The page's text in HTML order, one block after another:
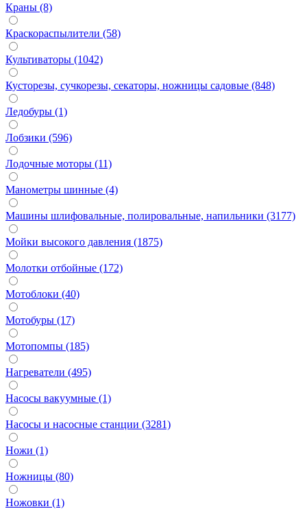
Краны (8)
Краскораспылители (58)
Культиваторы (1042)
Кусторезы, сучкорезы, секаторы, ножницы садовые (848)
Ледобуры (1)
Лобзики (596)
Лодочные моторы (11)
Манометры шинные (4)
Машины шлифовальные, полировальные, напильники (3177)
Мойки высокого давления (1875)
Молотки отбойные (172)
Мотоблоки (40)
Мотобуры (17)
Мотопомпы (185)
Нагреватели (495)
Насосы вакуумные (1)
Насосы и насосные станции (3281)
Ножи (1)
Ножницы (80)
Ножовки (1)